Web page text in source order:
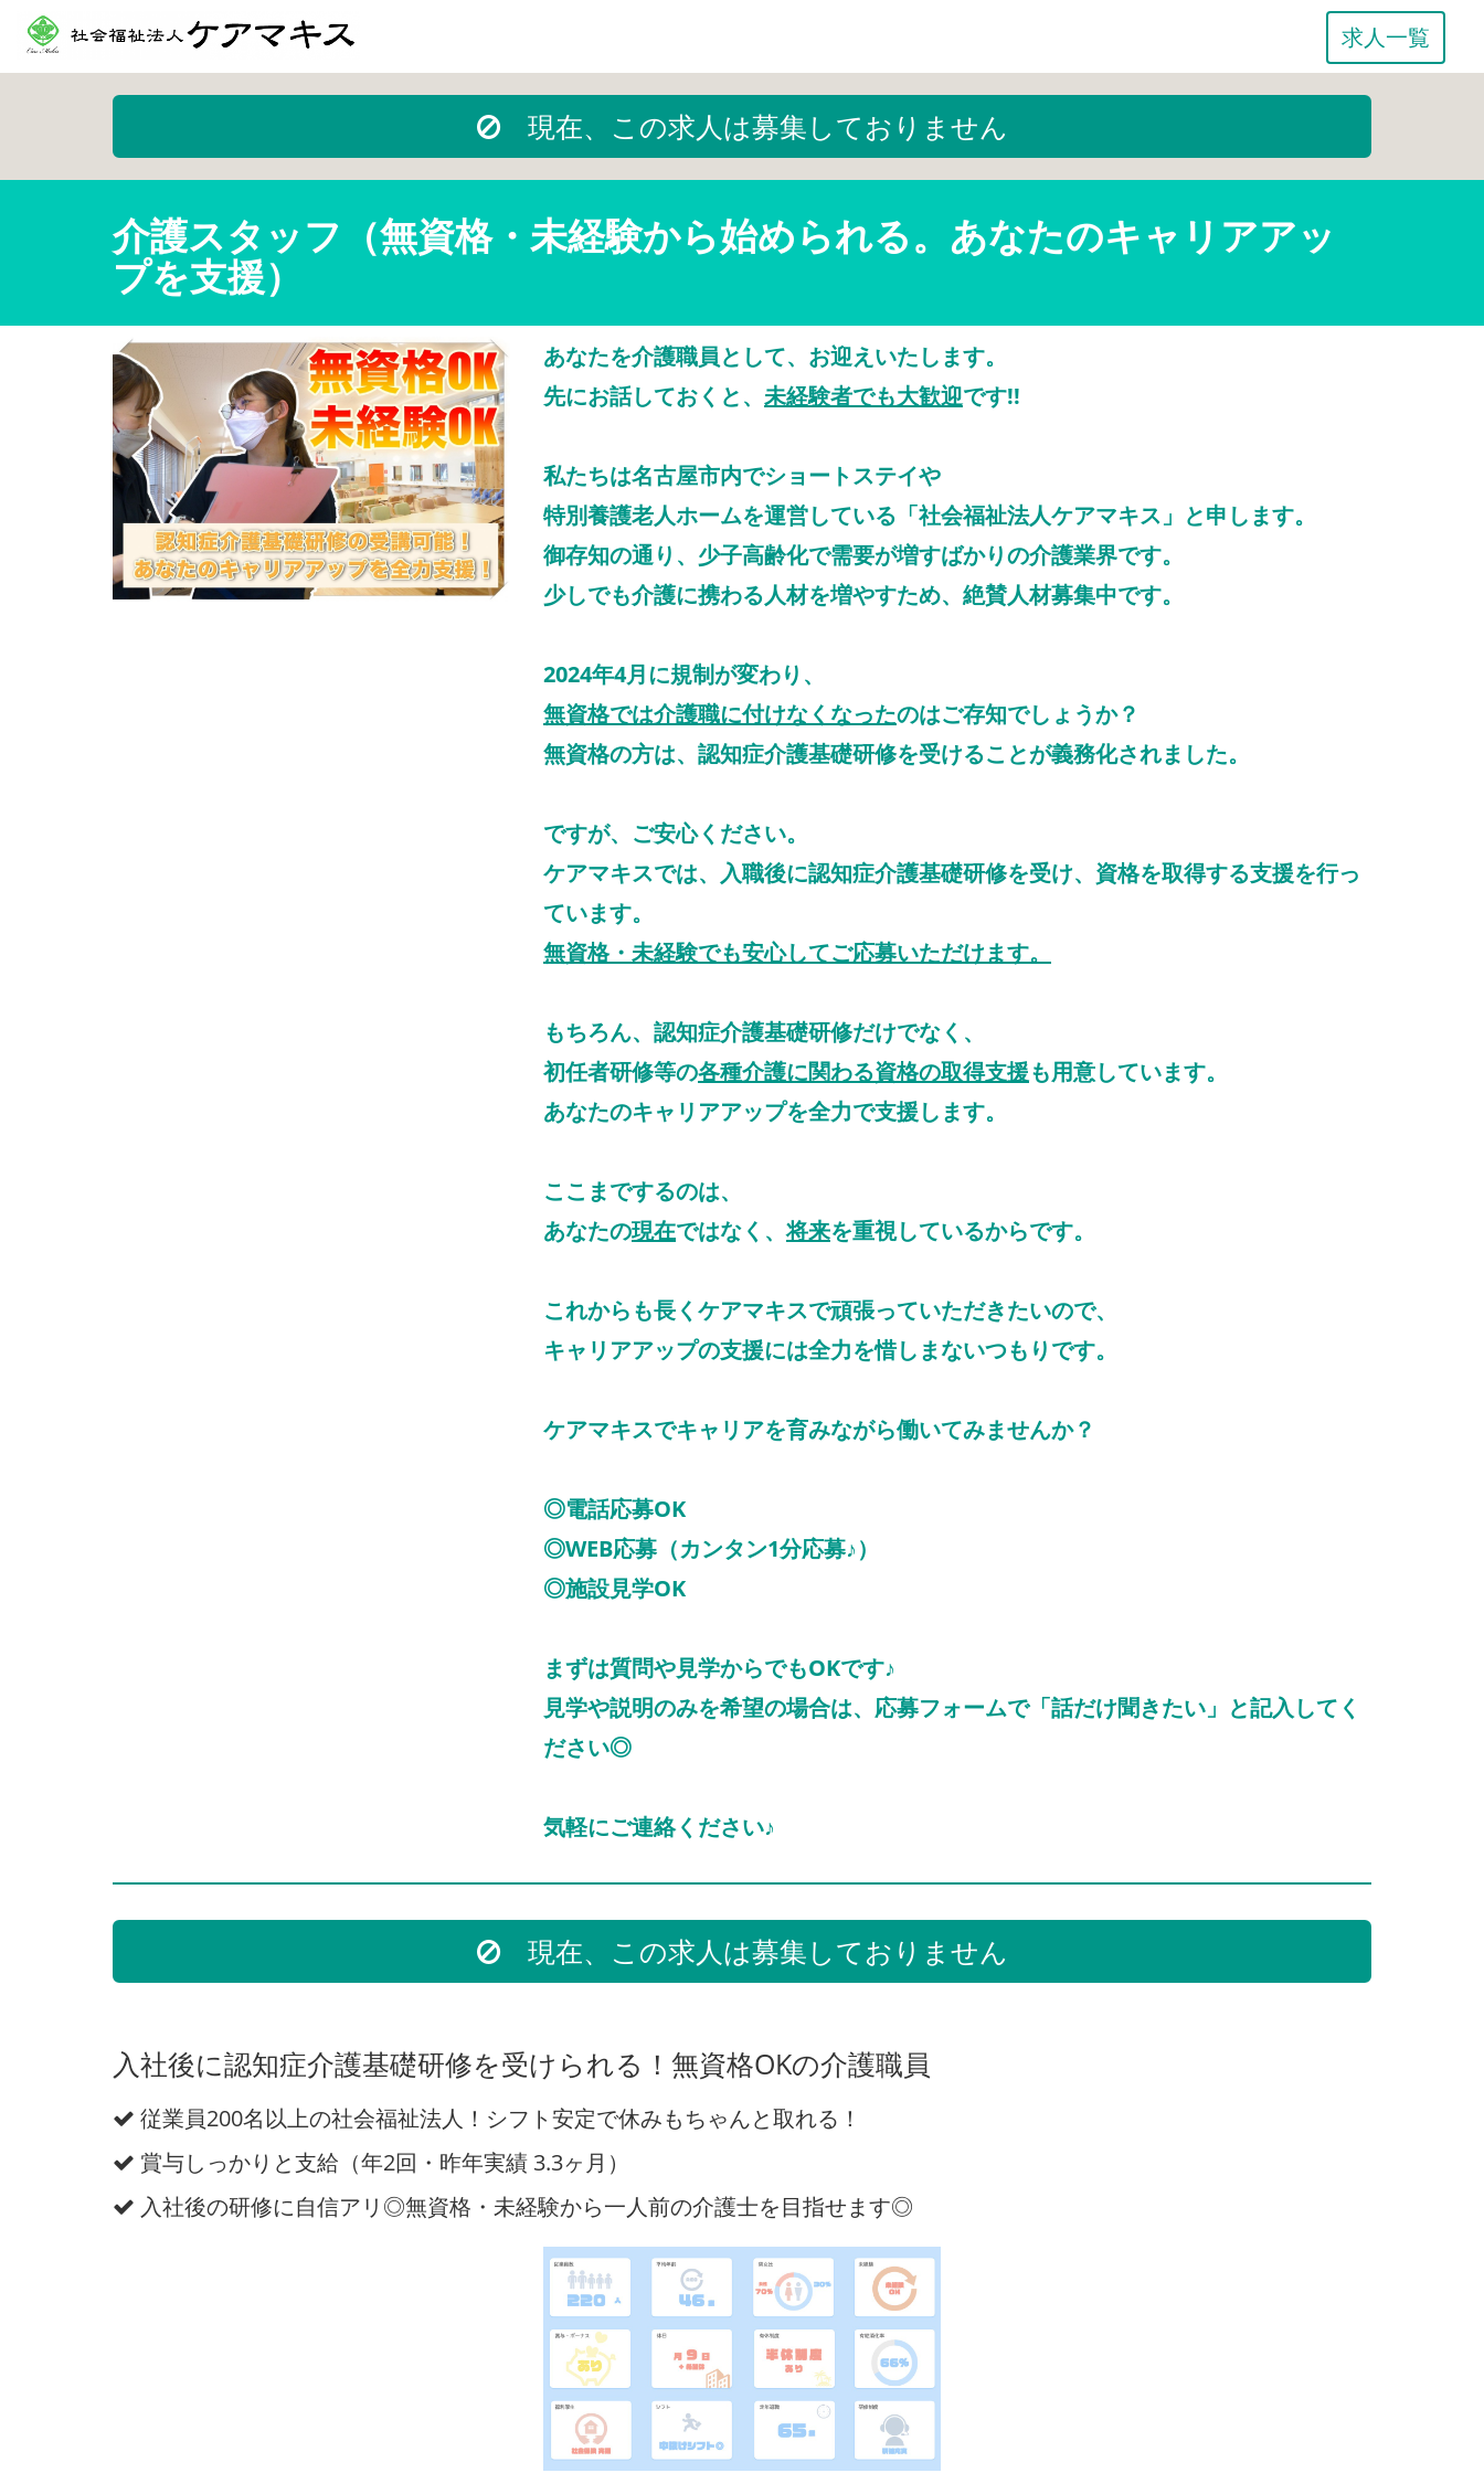
求人一覧
現在、この求人は募集しておりません
介護スタッフ（無資格・未経験から始められる。あなたのキャリアアッ
プを支援）
あなたを介護職員として、お迎えいたします。
先にお話しておくと、 未経験者でも大歓迎です!!
私たちは名古屋市内でショートステイや
特別養護老人ホームを運営している「社会福祉法人ケアマキス」と申します。
御存知の通り、少子高齢化で需要が増すばかりの介護業界です。
少しでも介護に携わる人材を増やすため、絶賛人材募集中です。
2024年4月に規制が変わり、
無資格では介護職に付けなくなったのはご存知でしょうか？
無資格の方は、認知症介護基礎研修を受けることが義務化されました。
ですが、ご安心ください。
ケアマキスでは、入職後に認知症介護基礎研修を受け、資格を取得する支援を行っ
ています。
無資格・未経験でも安心してご応募いただけます。
もちろん、認知症介護基礎研修だけでなく、
初任者研修等の各種介護に関わる資格の取得支援も用意しています。
あなたのキャリアアップを全力で支援します。
ここまでするのは、
あなたの現在ではなく、将来を重視しているからです。
これからも長くケアマキスで頑張っていただきたいので、
キャリアアップの支援には全力を惜しまないつもりです。
ケアマキスでキャリアを育みながら働いてみませんか？
◎電話応募OK
◎WEB応募（カンタン1分応募♪）
◎施設見学OK
まずは質問や見学からでもOKです♪
見学や説明のみを希望の場合は、応募フォームで「話だけ聞きたい」と記入してく
ださい◎
気軽にご連絡ください♪
現在、この求人は募集しておりません
入社後に認知症介護基礎研修を受けられる！無資格OKの介護職員
従業員200名以上の社会福祉法人！シフト安定で休みもちゃんと取れる！
賞与しっかりと支給（年2回・昨年実績 3.3ヶ月）
入社後の研修に自信アリ◎無資格・未経験から一人前の介護士を目指せます◎